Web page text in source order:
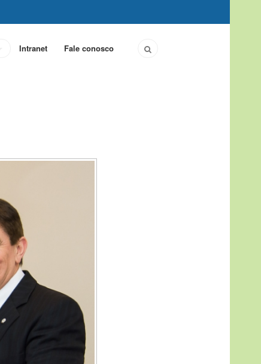
Intranet Fale conosco